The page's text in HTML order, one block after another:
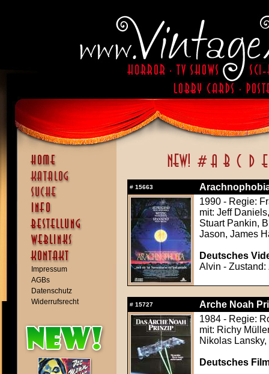
Impressum
AGBs
Datenschutz
Widerrufsrecht
# 15663
1990 - Regie:
mit: Jeff
Stuart Pankin,
Jason, James
Deutsches
Alvin - Zustand:
# 15727
Arche Noah
1984 - Regie:
mit: Richy
Nikolas
Deutsches